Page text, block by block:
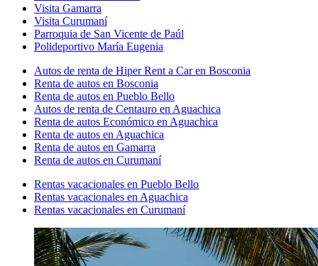
Visita Gamarra
Visita Curumaní
Parroquia de San Vicente de Paúl
Polideportivo María Eugenia
Autos de renta de Hiper Rent a Car en Bosconia
Renta de autos en Bosconia
Renta de autos en Pueblo Bello
Autos de renta de Centauro en Aguachica
Renta de autos Económico en Aguachica
Renta de autos en Aguachica
Renta de autos en Gamarra
Renta de autos en Curumaní
Rentas vacacionales en Pueblo Bello
Rentas vacacionales en Aguachica
Rentas vacacionales en Curumaní